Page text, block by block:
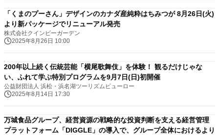
「くまのプーさん」デザインのカナダ産純粋はちみつが 8月26日(火)
より新パッケージでリニューアル発売
株式会社クインビーガーデン
2025年8月26日 10:00
200年以上続く伝統芸能「横尾歌舞伎」を体験！ 観るだけじゃな
い、ふれて学ぶ特別プログラムを9月7日(日)初開催
公益財団法人 浜松・浜名湖ツーリズムビューロー
2025年8月14日 17:30
万城食品グループ、経営資源の戦略的な投資判断を支える経営管理
プラットフォーム「DIGGLE」の導入で、グループ全体におけるより